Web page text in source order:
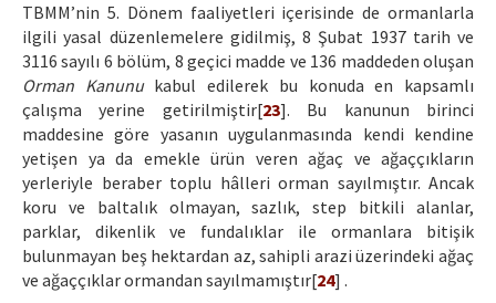
TBMM’nin 5. Dönem faaliyetleri içerisinde de ormanlarla
ilgili yasal düzenlemelere gidilmiş, 8 Şubat 1937 tarih ve
3116 sayılı 6 bölüm, 8 geçici madde ve 136 maddeden oluşan
Orman Kanunukabul edilerek bu konuda en kapsamlı
çalışma yerine getirilmiştir[23]. Bu kanunun birinci
maddesine göre yasanın uygulanmasında kendi kendine
yetişen ya da emekle ürün veren ağaç ve ağaççıkların
yerleriyle beraber toplu hâlleri orman sayılmıştır. Ancak
koru ve baltalık olmayan, sazlık, step bitkili alanlar,
parklar, dikenlik ve fundalıklar ile ormanlara bitişik
bulunmayan beş hektardan az, sahipli arazi üzerindeki ağaç
ve ağaççıklar ormandan sayılmamıştır[24] .